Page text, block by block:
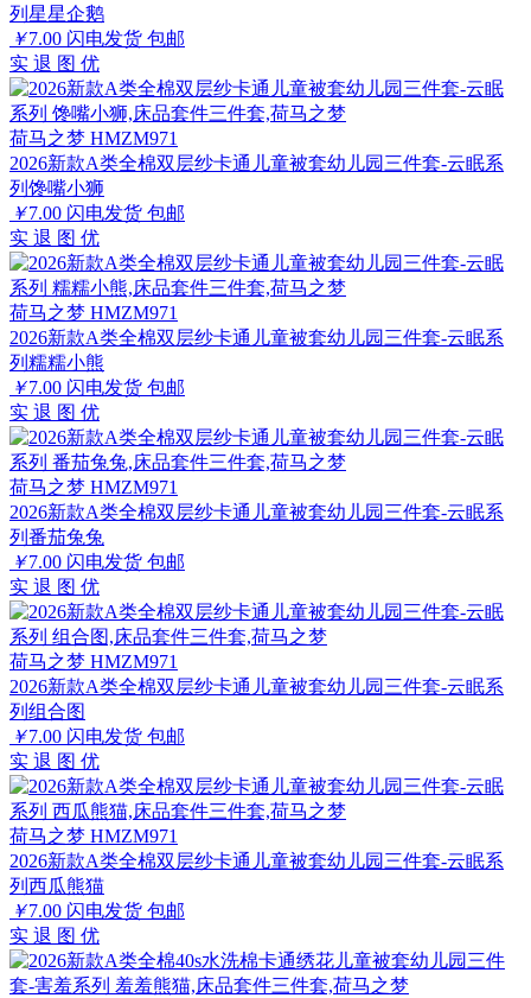
列星星企鹅
￥7.00 闪电发货 包邮
实 退 图 优
荷马之梦 HMZM971
2026新款A类全棉双层纱卡通儿童被套幼儿园三件套-云眠系
列馋嘴小狮
￥7.00 闪电发货 包邮
实 退 图 优
荷马之梦 HMZM971
2026新款A类全棉双层纱卡通儿童被套幼儿园三件套-云眠系
列糯糯小熊
￥7.00 闪电发货 包邮
实 退 图 优
荷马之梦 HMZM971
2026新款A类全棉双层纱卡通儿童被套幼儿园三件套-云眠系
列番茄兔兔
￥7.00 闪电发货 包邮
实 退 图 优
荷马之梦 HMZM971
2026新款A类全棉双层纱卡通儿童被套幼儿园三件套-云眠系
列组合图
￥7.00 闪电发货 包邮
实 退 图 优
荷马之梦 HMZM971
2026新款A类全棉双层纱卡通儿童被套幼儿园三件套-云眠系
列西瓜熊猫
￥7.00 闪电发货 包邮
实 退 图 优